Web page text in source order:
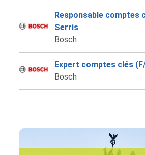
Responsable comptes
Serris
Bosch
Expert comptes clés
Bosch